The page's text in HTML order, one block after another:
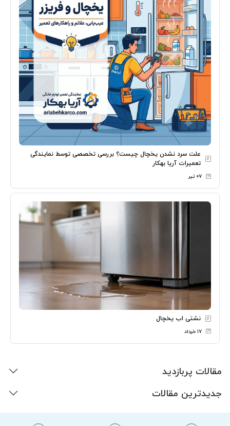
علت سرد نشدن یخچال چیست؟ بررسی تخصصی توسط نمایندگی
تعمیرات آریا بهکار
۰۷ تیر
نشتی اب یخچال
۱۷ خرداد
مقالات پربازدید
جدیدترین مقالات